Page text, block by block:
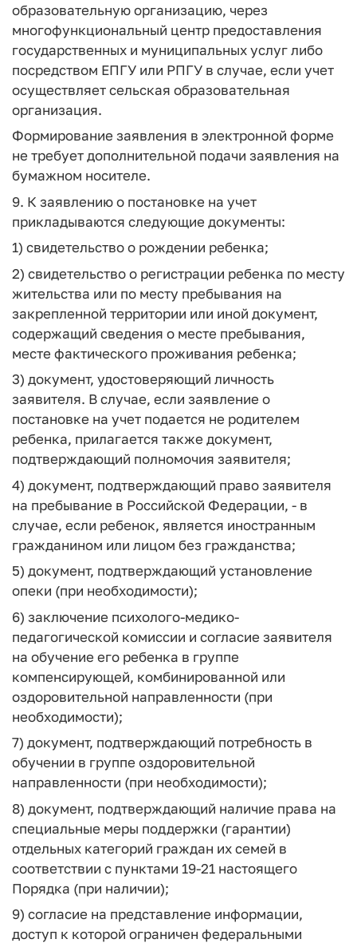
образовательную организацию, через
многофункциональный центр предоставления
государственных и муниципальных услуг либо
посредством ЕПГУ или РПГУ в случае, если учет
осуществляет сельская образовательная
организация.
Формирование заявления в электронной форме
не требует дополнительной подачи заявления на
бумажном носителе.
9. К заявлению о постановке на учет
прикладываются следующие документы:
1) свидетельство о рождении ребенка;
2) свидетельство о регистрации ребенка по месту
жительства или по месту пребывания на
закрепленной территории или иной документ,
содержащий сведения о месте пребывания,
месте фактического проживания ребенка;
3) документ, удостоверяющий личность
заявителя. В случае, если заявление о
постановке на учет подается не родителем
ребенка, прилагается также документ,
подтверждающий полномочия заявителя;
4) документ, подтверждающий право заявителя
на пребывание в Российской Федерации, - в
случае, если ребенок, является иностранным
гражданином или лицом без гражданства;
5) документ, подтверждающий установление
опеки (при необходимости);
6) заключение психолого-медико-
педагогической комиссии и согласие заявителя
на обучение его ребенка в группе
компенсирующей, комбинированной или
оздоровительной направленности (при
необходимости);
7) документ, подтверждающий потребность в
обучении в группе оздоровительной
направленности (при необходимости);
8) документ, подтверждающий наличие права на
специальные меры поддержки (гарантии)
отдельных категорий граждан их семей в
соответствии с пунктами 19-21 настоящего
Порядка (при наличии);
9) согласие на представление информации,
доступ к которой ограничен федеральными